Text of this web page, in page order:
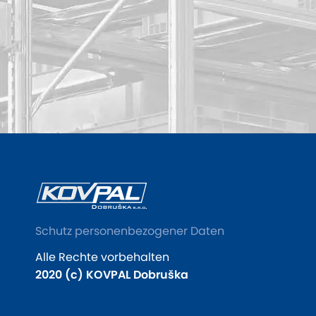
Schutz personenbezogener Daten
Alle Rechte vorbehalten
2020 (c) KOVPAL Dobruška